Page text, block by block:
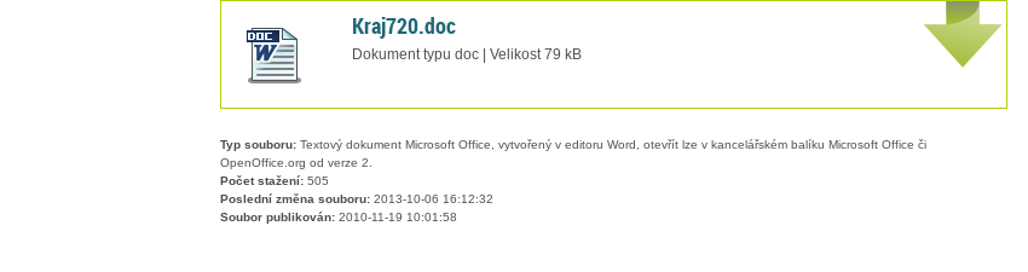
Kraj720.doc
Dokument typu doc | Velikost 79 kB
Typ souboru: Textový dokument Microsoft Office, vytvořený v editoru Word, otevřít lze v kancelářském balíku Microsoft Office či
OpenOffice.org od verze 2.
Počet stažení: 505
Poslední změna souboru: 2013-10-06 16:12:32
Soubor publikován: 2010-11-19 10:01:58